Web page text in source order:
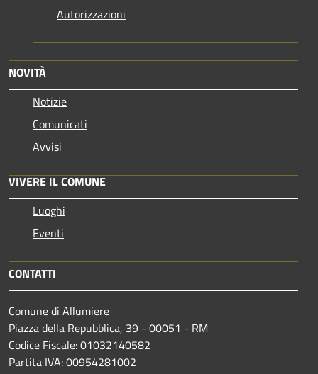
Autorizzazioni
NOVITÀ
Notizie
Comunicati
Avvisi
VIVERE IL COMUNE
Luoghi
Eventi
CONTATTI
Comune di Allumiere
Piazza della Repubblica, 39 - 00051 - RM
Codice Fiscale: 01032140582
Partita IVA: 00954281002